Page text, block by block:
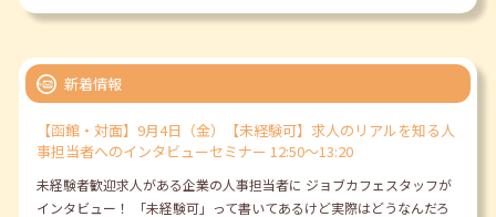
新着情報
【函館・対面】9月4日（金）【未経験可】求人のリアルを知る人
事担当者へのインタビューセミナー 12:50～13:20
未経験者歓迎求人がある企業の人事担当者に ジョブカフェスタッフが
インタビュー！ 「未経験可」って書いてあるけど実際はどうなんだろ